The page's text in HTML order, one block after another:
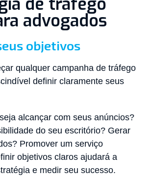
advogados
objetivos
qualquer campanha de tráfego
definir claramente seus
alcançar com seus anúncios?
do seu escritório? Gerar
Promover um serviço
objetivos claros ajudará a
e medir seu sucesso.